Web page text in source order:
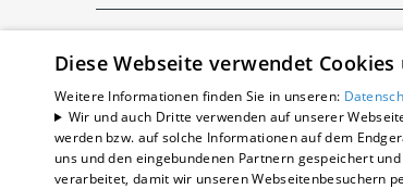
Diese Webseite verwendet
Weitere Informationen finden Sie in unseren:
Wir und auch Dritte verwenden auf unserer
werden bzw. auf solche Informationen auf dem
uns und den eingebundenen Partnern gespeichert
verarbeitet, damit wir unseren Webseitenbesuchern